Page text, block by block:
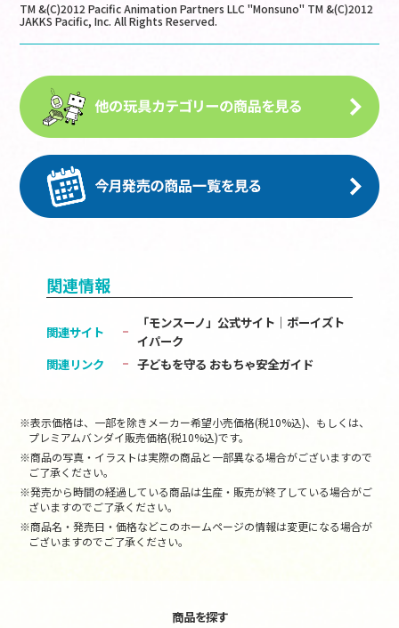
TM &(C)2012 Pacific Animation Partners LLC "Monsuno" TM &(C)2012
JAKKS Pacific, Inc. All Rights Reserved.
関連情報
関連サイト
「モンスーノ」公式サイト│ボーイズト
イパーク
関連リンク
子どもを守る おもちゃ安全ガイド
※表示価格は、一部を除きメーカー希望小売価格(税10%込)、もしくは、
プレミアムバンダイ販売価格(税10%込)です。
※商品の写真・イラストは実際の商品と一部異なる場合がございますので
ご了承ください。
※発売から時間の経過している商品は生産・販売が終了している場合がご
ざいますのでご了承ください。
※商品名・発売日・価格などこのホームページの情報は変更になる場合が
ございますのでご了承ください。
商品を探す